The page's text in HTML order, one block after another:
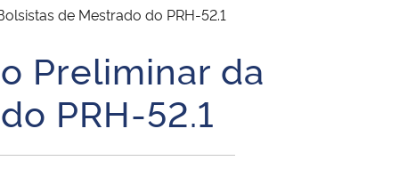
e dos Direitosde Mestrado do PRH-52.1
Preliminar da
PRH-52.1